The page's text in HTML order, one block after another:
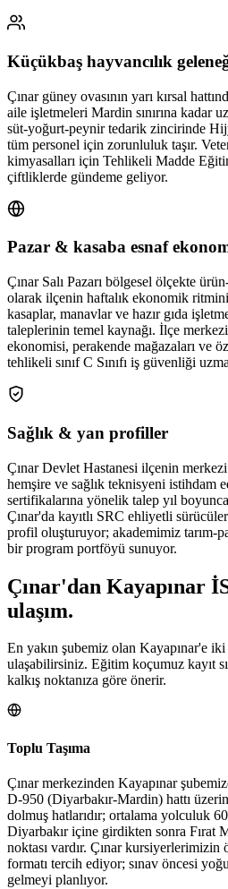
Küçükbaş hayvancılık
Çınar güney ovasının yarı kırsal
aile işletmeleri Mardin sınırına kadar
süt-yoğurt-peynir tedarik zincirinde
tüm personel için zorunluluk taşır.
kimyasalları için Tehlikeli Madde
çiftliklerde gündeme geliyor.
Pazar & kasaba esnaf
Çınar Salı Pazarı bölgesel ölçekte
olarak ilçenin haftalık ekonomik
kasaplar, manavlar ve hazır gıda
taleplerinin temel kaynağı. İlçe
ekonomisi, perakende mağazaları ve
tehlikeli sınıf C Sınıfı iş güvenliği
Sağlık & yan profiller
Çınar Devlet Hastanesi ilçenin
hemşire ve sağlık teknisyeni istihdam
sertifikalarına yönelik talep yıl
Çınar'da kayıtlı SRC ehliyetli
profil oluşturuyor; akademimiz tarım-
bir program portföyü sunuyor.
Çınar'dan Kayapınar
ulaşım.
En yakın şubemiz olan Kayapınar'e
ulaşabilirsiniz. Eğitim koçumuz kayıt
kalkış noktanıza göre önerir.
Toplu Taşıma
Çınar merkezinden Kayapınar
D-950 (Diyarbakır-Mardin) hattı
dolmuş hatlarıdır; ortalama yolculuk
Diyarbakır içine girdikten sonra Fırat
noktası vardır. Çınar
formatı tercih ediyor; sınav öncesi
gelmeyi planlıyor.